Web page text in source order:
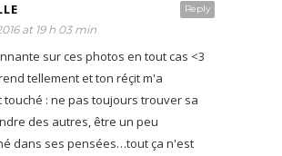
Reply
at 19 h 03 min
sur ces photos en tout cas <3
tellement et ton réçit m'a
touché : ne pas toujours trouver sa
des autres, être un peu
dans ses pensées…tout ça n'est